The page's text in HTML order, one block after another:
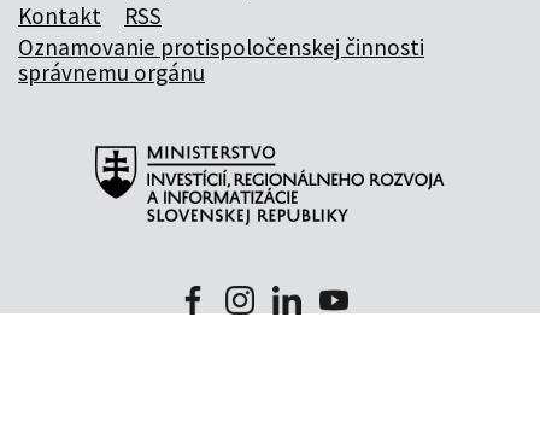
Kontakt
RSS
Oznamovanie protispoločenskej činnosti
správnemu orgánu